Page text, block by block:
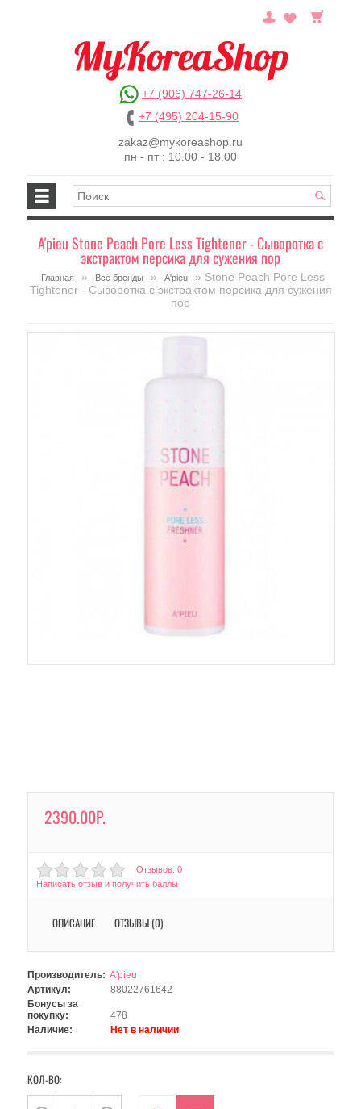
+7 (906) 747-26-14
+7 (495) 204-15-90
zakaz@mykoreashop.ru
пн - пт : 10.00 - 18.00
A'pieu Stone Peach Pore Less Tightener - Сыворотка с
экстрактом персика для сужения пор
Главная » Все бренды » A'pieu
» Stone Peach Pore Less
Tightener - Сыворотка с экстрактом персика для сужения
пор
2390.00Р.
Отзывов: 0
Написать отзыв и получить баллы
ОПИСАНИЕ ОТЗЫВЫ (0)
Производитель: A'pieu
Артикул:
88022761642
Бонусы за
покупку:
478
Наличие:
Нет в наличии
КОЛ-ВО: